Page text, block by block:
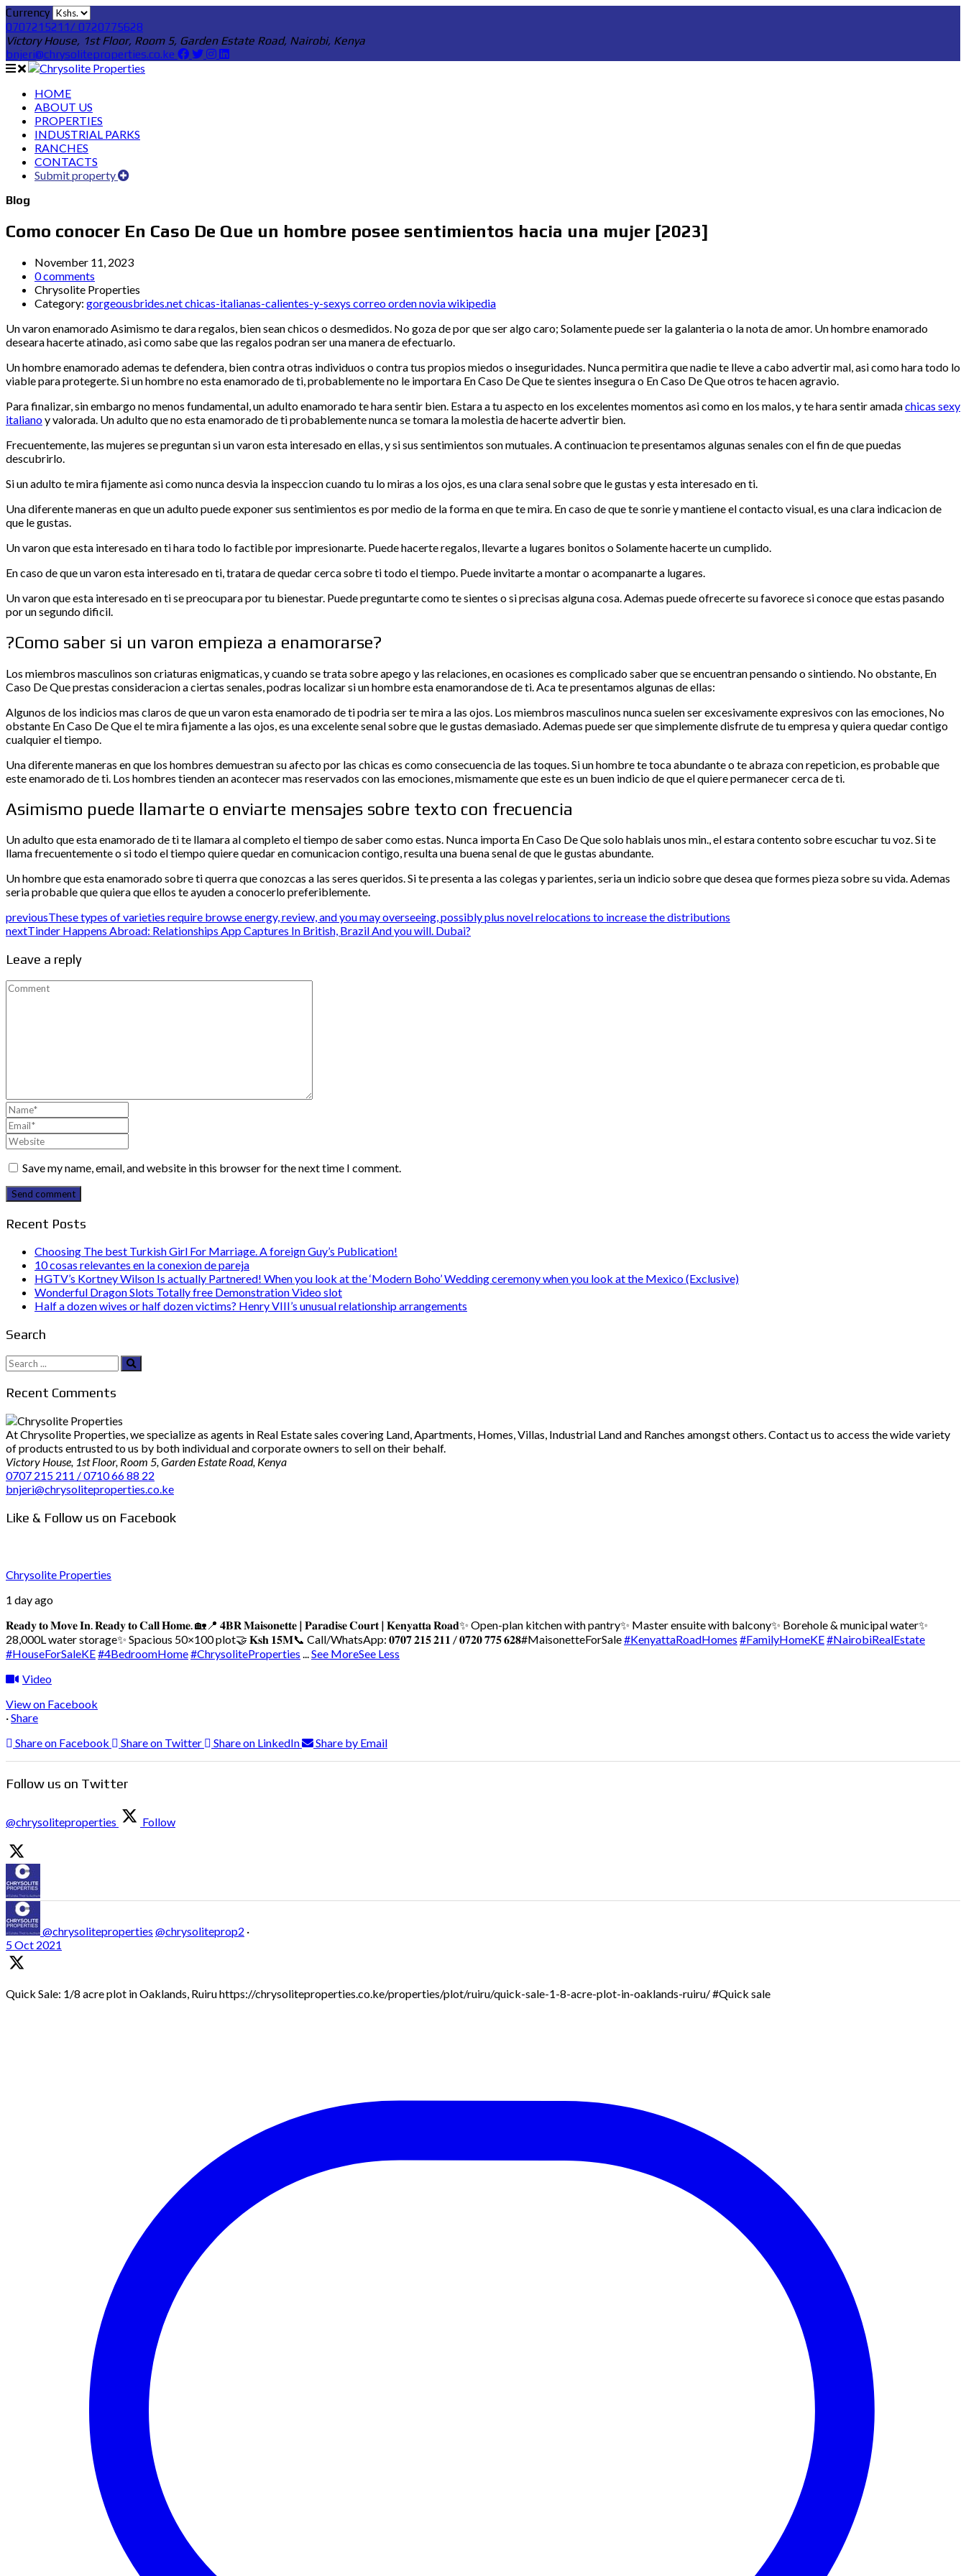
Currency
0707215211/ 0720775628
Victory House, 1st Floor, Room 5, Garden Estate Road, Nairobi, Kenya
bnjeri@chrysoliteproperties.co.ke
HOME
ABOUT US
PROPERTIES
INDUSTRIAL PARKS
RANCHES
CONTACTS
Submit property
Blog
Como conocer En Caso De Que un hombre posee sentimientos hacia una mujer [2023]
November 11, 2023
0 comments
Chrysolite Properties
Category: gorgeousbrides.net chicas-italianas-calientes-y-sexys correo orden novia wikipedia
Un varon enamorado Asimismo te dara regalos, bien sean chicos o desmedidos. No goza de por que ser algo caro; Solamente puede ser la galanteria o la nota de amor. Un hombre enamorado
deseara hacerte atinado, asi­ como sabe que las regalos podran ser una manera de efectuarlo.
Un hombre enamorado ademas te defendera, bien contra otras individuos o contra tus propios miedos o inseguridades. Nunca permitira que nadie te lleve a cabo advertir mal, asi­ como hara todo lo
viable para protegerte. Si un hombre no esta enamorado de ti, probablemente no le importara En Caso De Que te sientes insegura o En Caso De Que otros te hacen agravio.
Para finalizar, sin embargo no menos fundamental, un adulto enamorado te hara sentir bien. Estara a tu aspecto en los excelentes momentos asi­ como en los malos, y te hara sentir amadachicas sexy
italianoy valorada. Un adulto que no esta enamorado de ti probablemente nunca se tomara la molestia de hacerte advertir bien.
Frecuentemente, las mujeres se preguntan si un varon esta interesado en ellas, y si sus sentimientos son mutuales. A continuacion te presentamos algunas senales con el fin de que puedas
descubrirlo.
Si un adulto te mira fijamente asi­ como nunca desvia la inspeccion cuando tu lo miras a los ojos, es una clara senal sobre que le gustas y esta interesado en ti.
Una diferente maneras en que un adulto puede exponer sus sentimientos es por medio de la forma en que te mira. En caso de que te sonrie y mantiene el contacto visual, es una clara indicacion de
que le gustas.
Un varon que esta interesado en ti hara todo lo factible por impresionarte. Puede hacerte regalos, llevarte a lugares bonitos o Solamente hacerte un cumplido.
En caso de que un varon esta interesado en ti, tratara de quedar cerca sobre ti todo el tiempo. Puede invitarte a montar o acompanarte a lugares.
Un varon que esta interesado en ti se preocupara por tu bienestar. Puede preguntarte como te sientes o si precisas alguna cosa. Ademas puede ofrecerte su favorece si conoce que estas pasando
por un segundo dificil.
?Como saber si un varon empieza a enamorarse?
Los miembros masculinos son criaturas enigmaticas, y cuando se trata sobre apego y las relaciones, en ocasiones es complicado saber que se encuentran pensando o sintiendo. No obstante, En
Caso De Que prestas consideracion a ciertas senales, podras localizar si un hombre esta enamorandose de ti. Aca te presentamos algunas de ellas:
Algunos de los indicios mas claros de que un varon esta enamorado de ti podri­a ser te mira a las ojos. Los miembros masculinos nunca suelen ser excesivamente expresivos con las emociones, No
obstante En Caso De Que el te mira fijamente a las ojos, es una excelente senal sobre que le gustas demasiado. Ademas puede ser que simplemente disfrute de tu empresa y quiera quedar contigo
cualquier el tiempo.
Una diferente maneras en que los hombres demuestran su afecto por las chicas es como consecuencia de las toques. Si un hombre te toca abundante o te abraza con repeticion, es probable que
este enamorado de ti. Los hombres tienden an acontecer mas reservados con las emociones, mismamente que este es un buen indicio de que el quiere permanecer cerca de ti.
Asimismo puede llamarte o enviarte mensajes sobre texto con frecuencia
Un adulto que esta enamorado de ti te llamara al completo el tiempo de saber como estas. Nunca importa En Caso De Que solo hablais unos min., el estara contento sobre escuchar tu voz. Si te
llama frecuentemente o si todo el tiempo quiere quedar en comunicacion contigo, resulta una buena senal de que le gustas abundante.
Un hombre que esta enamorado sobre ti querra que conozcas a las seres queridos. Si te presenta a las colegas y parientes, seri­a un indicio sobre que desea que formes pieza sobre su vida. Ademas
seri­a probable que quiera que ellos te ayuden a conocerlo preferiblemente.
previousThese types of varieties require browse energy, review, and you may overseeing, possibly plus novel relocations to increase the distributions
nextTinder Happens Abroad: Relationships App Captures In British, Brazil And you will. Dubai?
Leave a reply
Save my name, email, and website in this browser for the next time I comment.
Send comment
Recent Posts
Choosing The best Turkish Girl For Marriage. A foreign Guy’s Publication!
10 cosas relevantes en la conexion de pareja
HGTV’s Kortney Wilson Is actually Partnered! When you look at the ‘Modern Boho’ Wedding ceremony when you look at the Mexico (Exclusive)
Wonderful Dragon Slots Totally free Demonstration Video slot
Half a dozen wives or half dozen victims? Henry VIII’s unusual relationship arrangements
Search
Search
for:
Recent Comments
At Chrysolite Properties, we specialize as agents in Real Estate sales covering Land, Apartments, Homes, Villas, Industrial Land and Ranches amongst others. Contact us to access the wide variety
of products entrusted to us by both individual and corporate owners to sell on their behalf.
Victory House, 1st Floor, Room 5, Garden Estate Road, Kenya
0707 215 211 / 0710 66 88 22
bnjeri@chrysoliteproperties.co.ke
Like & Follow us on Facebook
Chrysolite Properties
1 day ago
𝐑𝐞𝐚𝐝𝐲 𝐭𝐨 𝐌𝐨𝐯𝐞 𝐈𝐧. 𝐑𝐞𝐚𝐝𝐲 𝐭𝐨 𝐂𝐚𝐥𝐥 𝐇𝐨𝐦𝐞. 🏡 📍 𝟒𝐁𝐑 𝐌𝐚𝐢𝐬𝐨𝐧𝐞𝐭𝐭𝐞 | 𝐏𝐚𝐫𝐚𝐝𝐢𝐬𝐞 𝐂𝐨𝐮𝐫𝐭 | 𝐊𝐞𝐧𝐲𝐚𝐭𝐭𝐚 𝐑𝐨𝐚𝐝✨ Open-plan kitchen with pantry✨ Master ensuite with balcony✨ Borehole & municipal water✨
28,000L water storage✨ Spacious 50×100 plot🤝 𝐊𝐬𝐡 𝟏𝟓𝐌📞 Call/WhatsApp: 𝟎𝟕𝟎𝟕 𝟐𝟏𝟓 𝟐𝟏𝟏 / 𝟎𝟕𝟐𝟎 𝟕𝟕𝟓 𝟔𝟐𝟖#MaisonetteForSale#KenyattaRoadHomes #FamilyHomeKE#NairobiRealEstate
#HouseForSaleKE#4BedroomHome#ChrysoliteProperties ...See MoreSee Less
Video
View on Facebook
·Share
Share on Facebook
Share on Twitter Share on LinkedIn Share by Email
Follow us on Twitter
@chrysoliteproperties Follow
@chrysoliteproperties @chrysoliteprop2 ·
5 Oct 2021
Quick Sale: 1/8 acre plot in Oaklands, Ruiru https://chrysoliteproperties.co.ke/properties/plot/ruiru/quick-sale-1-8-acre-plot-in-oaklands-ruiru/ #Quick sale